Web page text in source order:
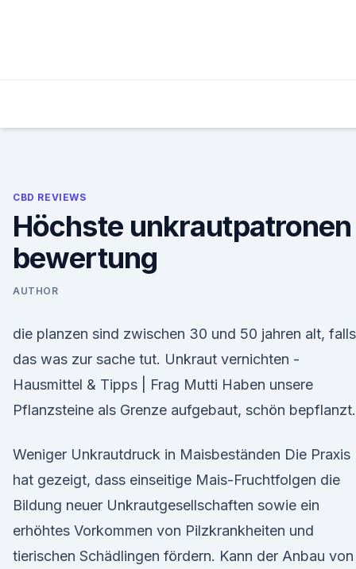
CBD REVIEWS
Höchste unkrautpatronen
bewertung
AUTHOR
die planzen sind zwischen 30 und 50 jahren alt, falls
das was zur sache tut. Unkraut vernichten -
Hausmittel & Tipps | Frag Mutti Haben unsere
Pflanzsteine als Grenze aufgebaut, schön bepflanzt.
Weniger Unkrautdruck in Maisbeständen Die Praxis
hat gezeigt, dass einseitige Mais-Fruchtfolgen die
Bildung neuer Unkrautgesellschaften sowie ein
erhöhtes Vorkommen von Pilzkrankheiten und
tierischen Schädlingen fördern. Kann der Anbau von